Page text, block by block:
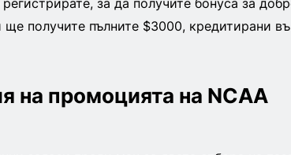
за да получите бонуса за
получите пълните $3000, кредитирани
на промоцията на NCAA